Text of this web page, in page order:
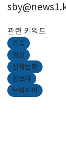
관련 키워드
가슴
임신
신체변화
황보라
브래지어